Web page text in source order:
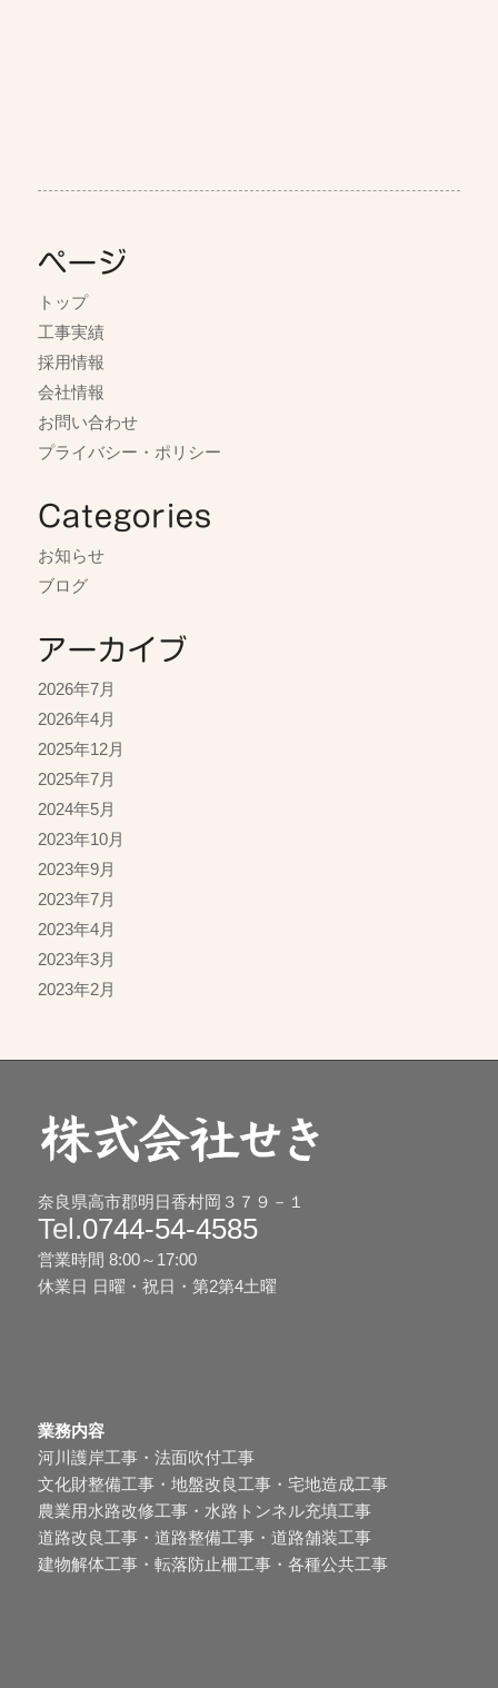
ページ
トップ
工事実績
採用情報
会社情報
お問い合わせ
プライバシー・ポリシー
Categories
お知らせ
ブログ
アーカイブ
2026年7月
2026年4月
2025年12月
2025年7月
2024年5月
2023年10月
2023年9月
2023年7月
2023年4月
2023年3月
2023年2月
奈良県高市郡明日香村岡３７９－１
Tel.0744-54-4585
営業時間 8:00～17:00
休業日 日曜・祝日・第2第4土曜
業務内容
河川護岸工事・法面吹付工事
文化財整備工事・地盤改良工事・宅地造成工事
農業用水路改修工事・水路トンネル充填工事
道路改良工事・道路整備工事・道路舗装工事
建物解体工事・転落防止柵工事・各種公共工事